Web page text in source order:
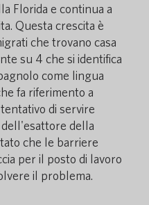
Florida e continua a
Questa crescita è
che trovano casa
su 4 che si identifica
come lingua
fa riferimento a
di servire
della
che le barriere
per il posto di lavoro
il problema.